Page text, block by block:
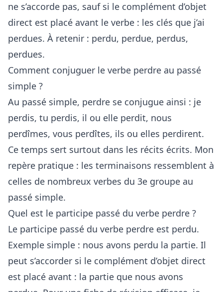
ne s’accorde pas, sauf si le complément d’objet
direct est placé avant le verbe : les clés que j’ai
perdues. À retenir : perdu, perdue, perdus,
perdues.
Comment conjuguer le verbe perdre au passé
simple ?
Au passé simple, perdre se conjugue ainsi : je
perdis, tu perdis, il ou elle perdit, nous
perdîmes, vous perdîtes, ils ou elles perdirent.
Ce temps sert surtout dans les récits écrits. Mon
repère pratique : les terminaisons ressemblent à
celles de nombreux verbes du 3e groupe au
passé simple.
Quel est le participe passé du verbe perdre ?
Le participe passé du verbe perdre est perdu.
Exemple simple : nous avons perdu la partie. Il
peut s’accorder si le complément d’objet direct
est placé avant : la partie que nous avons